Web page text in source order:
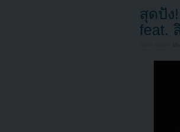
สุดปัง
feat.